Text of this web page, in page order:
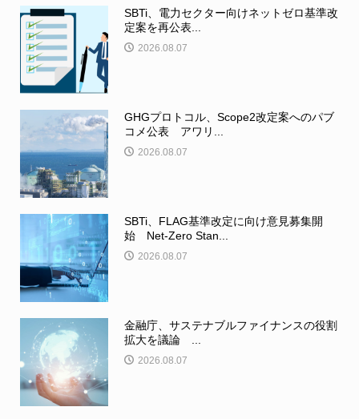
SBTi、電力セクター向けネットゼロ基準改
定案を再公表...
2026.08.07
GHGプロトコル、Scope2改定案へのパブ
コメ公表 アワリ...
2026.08.07
SBTi、FLAG基準改定に向け意見募集開
始 Net-Zero Stan...
2026.08.07
金融庁、サステナブルファイナンスの役割
拡大を議論 ...
2026.08.07